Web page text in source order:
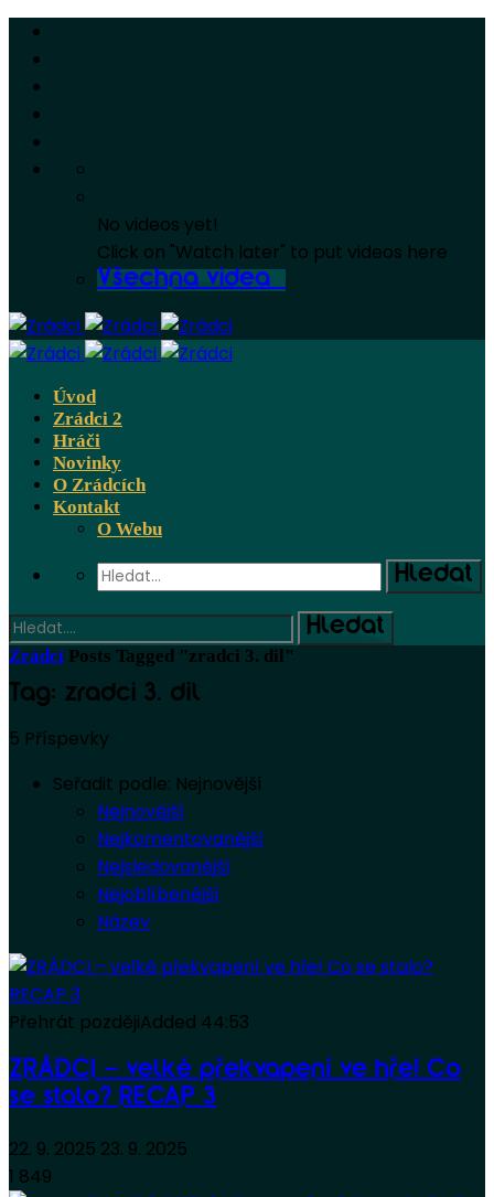
No videos yet!
Click on "Watch later" to put videos here
Všechna videa
Úvod
Zrádci 2
Hráči
Novinky
O Zrádcích
Kontakt
O Webu
Zrádci Posts Tagged "zradci 3. dil"
Tag: zradci 3. dil
5 Příspevky
Seřadit podle: Nejnovější
Nejnovější
Nejkomentovanější
Nejsledovanější
Nejoblíbenější
Název
Přehrát pozdějiAdded 44:53
ZRÁDCI – velké překvapení ve hře! Co
se stalo? RECAP 3
22. 9. 2025 23. 9. 2025
1 849